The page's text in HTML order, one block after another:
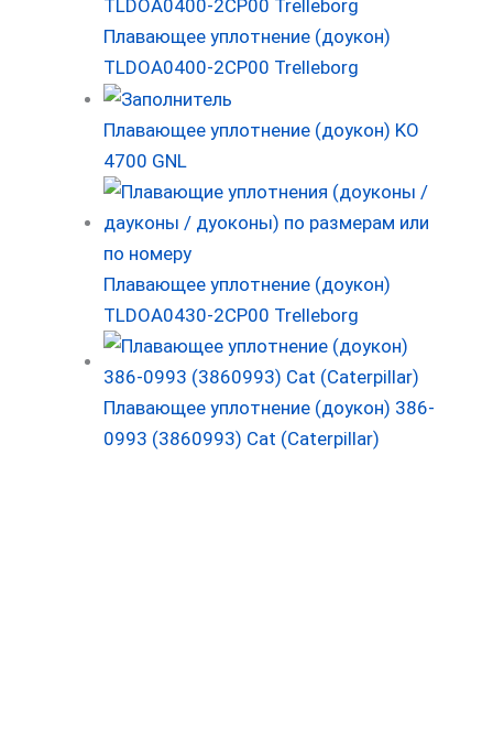
Плавающее уплотнение (доукон)
TLDOA0400-2CP00 Trelleborg
Плавающее уплотнение (доукон) KO
4700 GNL
Плавающее уплотнение (доукон)
TLDOA0430-2CP00 Trelleborg
Плавающее уплотнение (доукон) 386-
0993 (3860993) Cat (Caterpillar)